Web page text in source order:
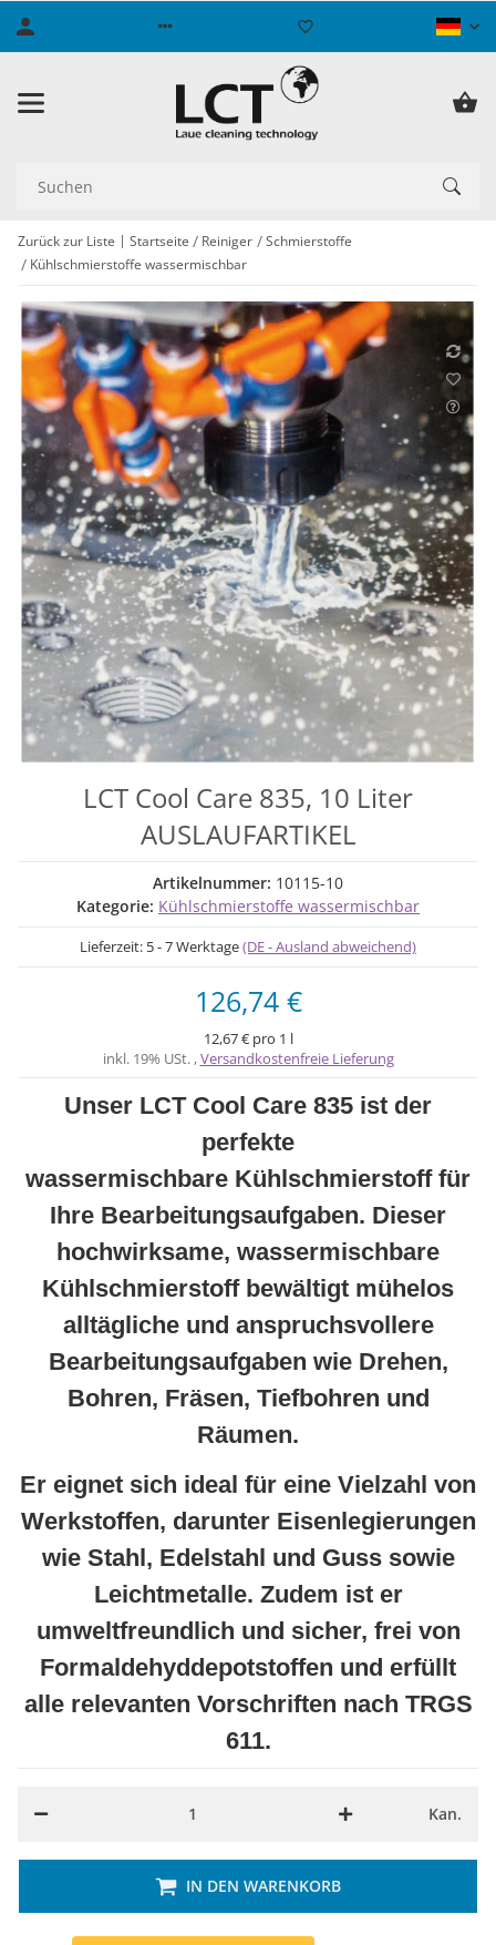
Zurück zur Liste Startseite Reiniger
Schmierstoffe
Kühlschmierstoffe wassermischbar
LCT Cool Care 835, 10 Liter
AUSLAUFARTIKEL
Artikelnummer: 10115-10
Kategorie: Kühlschmierstoffe wassermischbar
Lieferzeit: 5 - 7 Werktage(DE - Ausland abweichend)
126,74 €
12,67 € pro 1 l
inkl. 19% USt. ,Versandkostenfreie Lieferung
Unser LCT Cool Care 835 ist der
perfekte
wassermischbare Kühlschmierstoff für
Ihre Bearbeitungsaufgaben. Dieser
hochwirksame, wassermischbare
Kühlschmierstoff bewältigt mühelos
alltägliche und anspruchsvollere
Bearbeitungsaufgaben wie Drehen,
Bohren, Fräsen, Tiefbohren und
Räumen.
Er eignet sich ideal für eine Vielzahl von
Werkstoffen, darunter Eisenlegierungen
wie Stahl, Edelstahl und Guss sowie
Leichtmetalle. Zudem ist er
umweltfreundlich und sicher, frei von
Formaldehyddepotstoffen und erfüllt
alle relevanten Vorschriften nach TRGS
611.
Kan.
IN DEN WARENKORB